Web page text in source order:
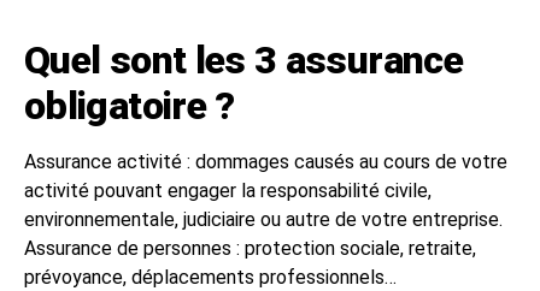
Quel sont les 3 assurance
obligatoire ?
Assurance activité : dommages causés au cours de votre
activité pouvant engager la responsabilité civile,
environnementale, judiciaire ou autre de votre entreprise.
Assurance de personnes : protection sociale, retraite,
prévoyance, déplacements professionnels…